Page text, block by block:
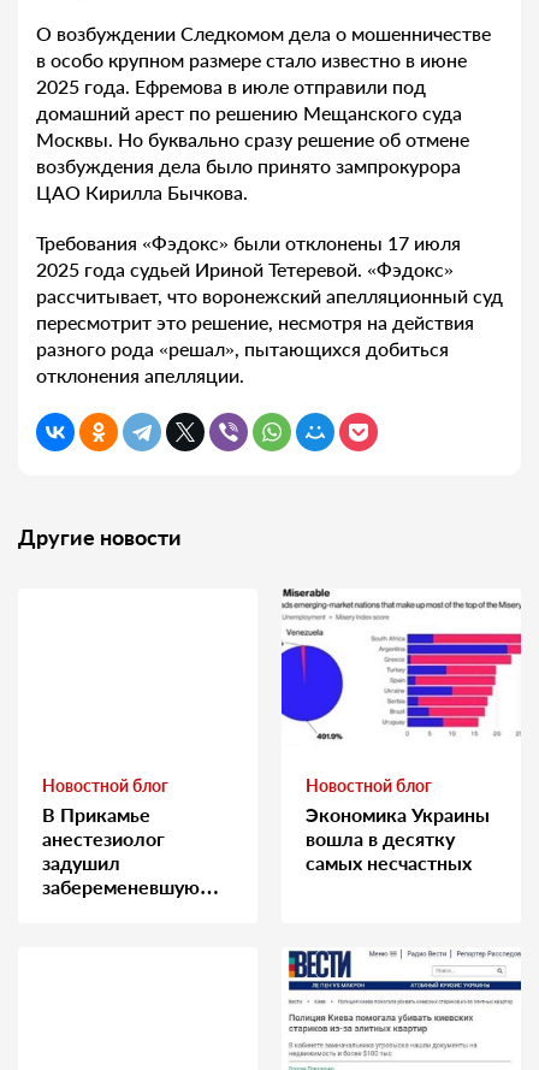
О возбуждении Следкомом дела о мошенничестве
в особо крупном размере стало известно в июне
2025 года. Ефремова в июле отправили под
домашний арест по решению Мещанского суда
Москвы. Но буквально сразу решение об отмене
возбуждения дела было принято зампрокурора
ЦАО Кирилла Бычкова.
Требования «Фэдокс» были отклонены 17 июля
2025 года судьей Ириной Тетеревой. «Фэдокс»
рассчитывает, что воронежский апелляционный суд
пересмотрит это решение, несмотря на действия
разного рода «решал», пытающихся добиться
отклонения апелляции.
Другие новости
Новостной блог
В Прикамье
анестезиолог
задушил
забеременевшую
Новостной блог
Экономика Украины
вошла в десятку
самых несчастных